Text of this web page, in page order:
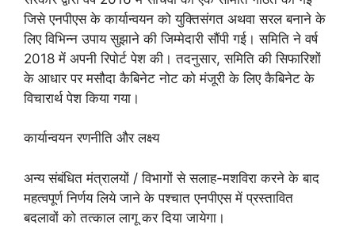
जिसे एनपीएस के कार्यान्‍वयन को युक्तिसंगत अथवा सरल बनाने के
लिए विभिन्‍न उपाय सुझाने की जिम्‍मेदारी सौंपी गई। समिति ने वर्ष
2018 में अपनी रिपोर्ट पेश की। तदनुसार, समि‍ति की सिफारिशों
के आधार पर मसौदा कैबिनेट नोट को मंजूरी के लिए कैबिनेट के
विचारार्थ पेश किया गया।
कार्यान्‍वयन रणनीति और लक्ष्‍य
अन्‍य संबंधित मंत्रालयों / विभागों से सलाह-मशविरा करने के बाद
महत्‍वपूर्ण निर्णय लिये जाने के पश्‍चात एनपीएस में प्रस्‍तावित
बदलावों को तत्‍काल लागू कर दिया जायेगा।